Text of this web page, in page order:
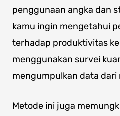
penggunaan angka dan
kamu ingin mengetahui
terhadap produktivitas
menggunakan survei
mengumpulkan data dari
Metode ini juga